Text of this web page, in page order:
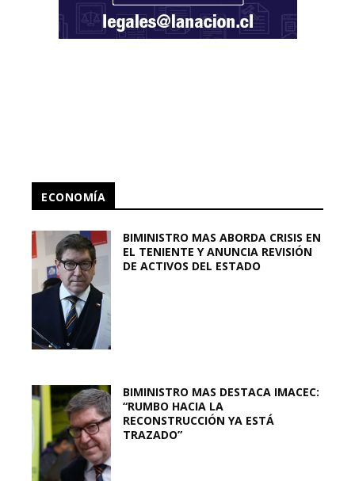
ECONOMÍA
BIMINISTRO MAS ABORDA CRISIS EN
EL TENIENTE Y ANUNCIA REVISIÓN
DE ACTIVOS DEL ESTADO
BIMINISTRO MAS DESTACA IMACEC:
“RUMBO HACIA LA
RECONSTRUCCIÓN YA ESTÁ
TRAZADO”